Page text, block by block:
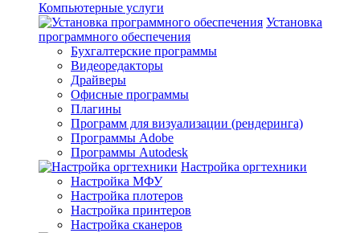
Компьютерные услуги
Установка
программного обеспечения
Бухгалтерские программы
Видеоредакторы
Драйверы
Офисные программы
Плагины
Программ для визуализации (рендеринга)
Программы Adobe
Программы Autodesk
Настройка оргтехники
Настройка МФУ
Настройка плотеров
Настройка принтеров
Настройка сканеров